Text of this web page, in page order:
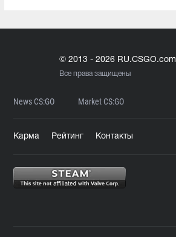
© 2013 - 2026 RU.CSGO.com
Все права защищены
News CS:GO Market CS:GO
Карма Рейтинг Контакты